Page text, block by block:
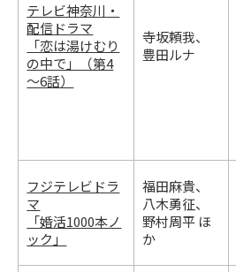
テレビ神奈川・
配信ドラマ
「恋は湯けむり
の中で」（第4
～6話）
寺坂頼我、
豊田ルナ
フジテレビドラ
マ
「婚活1000本ノ
ック」
福田麻貴、
八木勇征、
野村周平 ほ
か